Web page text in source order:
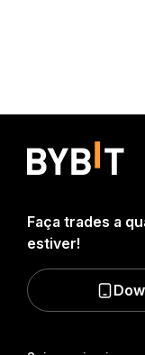
Faça trades a
estiver!